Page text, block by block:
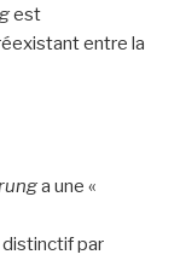
est
entre la
a une «
distinctif par